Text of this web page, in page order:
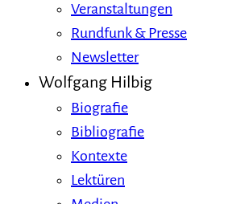
Veranstaltungen
Rundfunk & Presse
Newsletter
Wolfgang Hilbig
Biografie
Bibliografie
Kontexte
Lektüren